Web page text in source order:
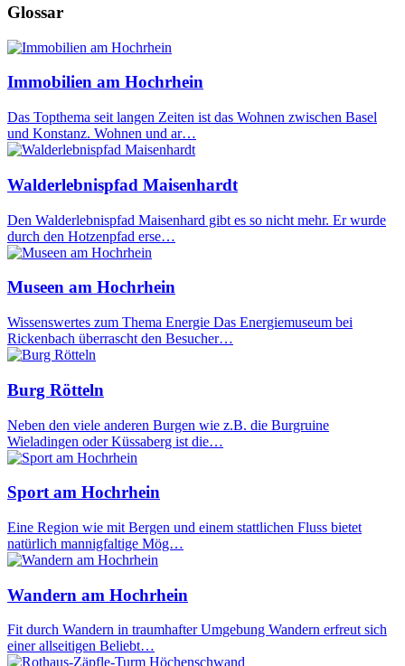
Glossar
Immobilien am Hochrhein
Das Topthema seit langen Zeiten ist das Wohnen zwischen Basel
und Konstanz. Wohnen und ar…
Walderlebnispfad Maisenhardt
Den Walderlebnispfad Maisenhard gibt es so nicht mehr. Er wurde
durch den Hotzenpfad erse…
Museen am Hochrhein
Wissenswertes zum Thema Energie Das Energiemuseum bei
Rickenbach überrascht den Besucher…
Burg Rötteln
Neben den viele anderen Burgen wie z.B. die Burgruine
Wieladingen oder Küssaberg ist die…
Sport am Hochrhein
Eine Region wie mit Bergen und einem stattlichen Fluss bietet
natürlich mannigfaltige Mög…
Wandern am Hochrhein
Fit durch Wandern in traumhafter Umgebung Wandern erfreut sich
einer allseitigen Beliebt…